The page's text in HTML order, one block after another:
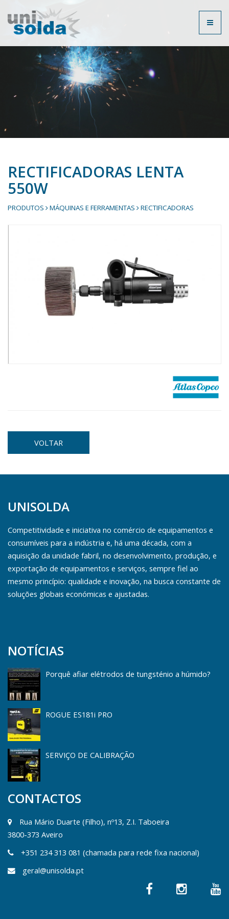
Toggle
RECTIFICADORAS LENTA
550W
PRODUTOS MÁQUINAS E FERRAMENTAS RECTIFICADORAS
VOLTAR
UNISOLDA
Competitividade e iniciativa no comércio de equipamentos e
consumíveis para a indústria e, há uma década, com a
aquisição da unidade fabril, no desenvolvimento, produção, e
exportação de equipamentos e serviços, sempre fiel ao
mesmo princípio: qualidade e inovação, na busca constante de
soluções globais económicas e ajustadas.
NOTÍCIAS
Porquê afiar elétrodos de tungsténio a húmido?
ROGUE ES181i PRO
SERVIÇO DE CALIBRAÇÃO
CONTACTOS
Rua Mário Duarte (Filho), nº13, Z.I. Taboeira
3800-373 Aveiro
+351 234 313 081 (chamada para rede fixa nacional)
geral@unisolda.pt